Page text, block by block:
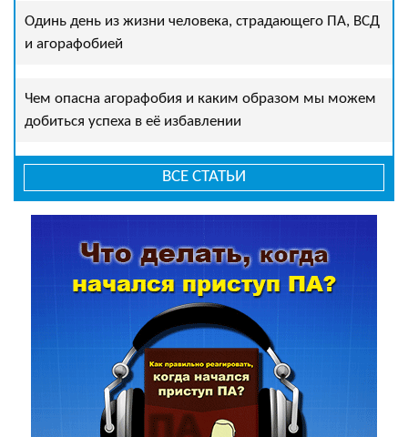
Одинь день из жизни человека, страдающего ПА, ВСД
и агорафобией
Чем опасна агорафобия и каким образом мы можем
добиться успеха в её избавлении
ВСЕ СТАТЬИ